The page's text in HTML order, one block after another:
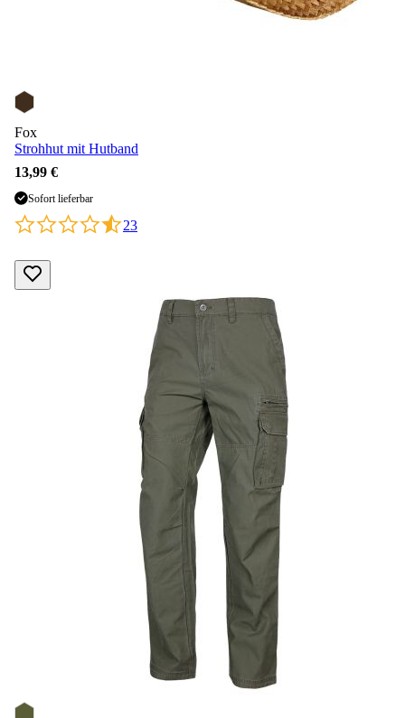
Fox
Strohhut mit Hutband
13,99 €
Sofort lieferbar
23